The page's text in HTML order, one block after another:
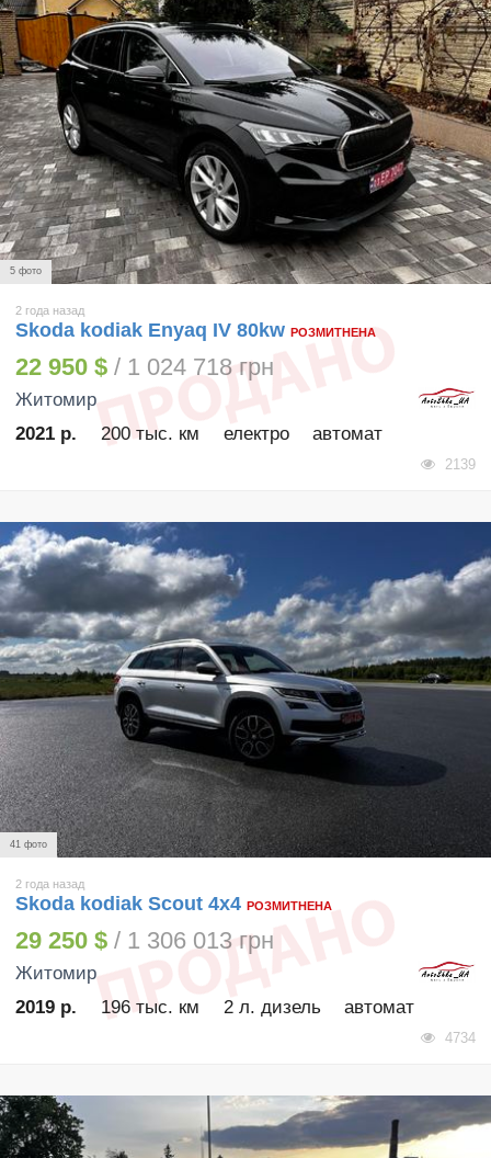
5 фото
2 года назад
Skoda kodiak Enyaq IV 80kw РОЗМИТНЕНА
22 950 $ / 1 024 718 грн
Житомир
2021 р.
200 тыс. км електро автомат
2139
41 фото
2 года назад
Skoda kodiak Scout 4х4 РОЗМИТНЕНА
29 250 $ / 1 306 013 грн
Житомир
2019 р.
196 тыс. км 2 л. дизель автомат
4734